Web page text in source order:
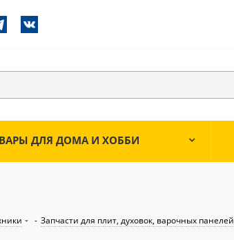
ДЛЯ ДОМА И ХОББИ
- Запчасти для плит, духовок, варочных панелей